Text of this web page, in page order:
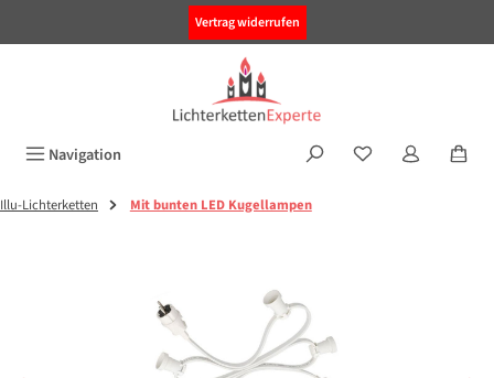
Vertrag widerrufen
Navigation
Illu-Lichterketten Mit bunten LED Kugellampen